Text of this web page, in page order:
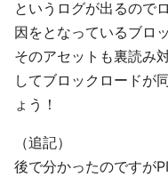
というログが出るので
因をとなっているブロ
そのアセットも裏読み
してブロックロードが
ょう！
（追記）
後で分かったのですが